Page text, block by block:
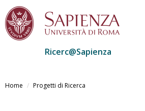
al
Ricerc@Sapienza
Home Progetti di Ricerca